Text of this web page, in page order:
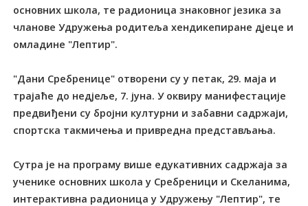
основних школа, те радионица знаковног језика за
чланове Удружења родитеља хендикепиране дјеце и
омладине "Лептир".
"Дани Сребренице" отворени су у петак, 29. маја и
трајаће до недјеље, 7. јуна. У оквиру манифестације
предвиђени су бројни културни и забавни садржаји,
спортска такмичења и привредна представљања.
Сутра је на програму више едукативних садржаја за
ученике основних школа у Сребреници и Скеланима,
интерактивна радионица у Удружењу "Лептир", те